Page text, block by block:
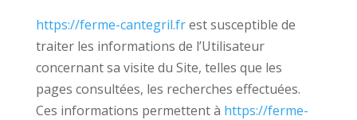
https://ferme-cantegril.frest susceptible de
traiter les informations de l’Utilisateur
concernant sa visite du Site, telles que les
pages consultées, les recherches effectuées.
Ces informations permettent à https://ferme-